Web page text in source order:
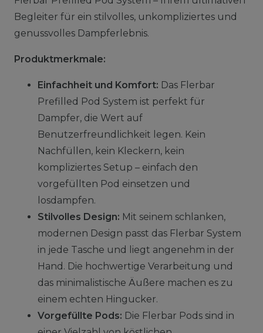
Begleiter für ein stilvolles, unkompliziertes und
genussvolles Dampferlebnis.
Produktmerkmale:
Einfachheit und Komfort: Das Flerbar
Prefilled Pod System ist perfekt für
Dampfer, die Wert auf
Benutzerfreundlichkeit legen. Kein
Nachfüllen, kein Kleckern, kein
kompliziertes Setup – einfach den
vorgefüllten Pod einsetzen und
losdampfen.
Stilvolles Design: Mit seinem schlanken,
modernen Design passt das Flerbar System
in jede Tasche und liegt angenehm in der
Hand. Die hochwertige Verarbeitung und
das minimalistische Äußere machen es zu
einem echten Hingucker.
Vorgefüllte Pods: Die Flerbar Pods sind in